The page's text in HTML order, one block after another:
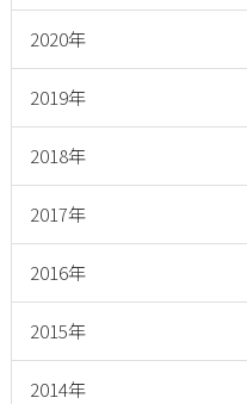
2020年
2019年
2018年
2017年
2016年
2015年
2014年